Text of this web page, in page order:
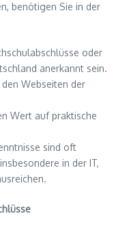
benötigen Sie in der
oder
anerkannt sein.
Webseiten der
Wert auf praktische
sind oft
in der IT,